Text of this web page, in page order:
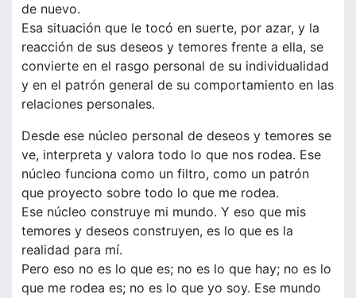
de nuevo.
Esa situación que le tocó en suerte, por azar, y la
reacción de sus deseos y temores frente a ella, se
convierte en el rasgo personal de su individualidad
y en el patrón general de su comportamiento en las
relaciones personales.
Desde ese núcleo personal de deseos y temores se
ve, interpreta y valora todo lo que nos rodea. Ese
núcleo funciona como un filtro, como un patrón
que proyecto sobre todo lo que me rodea.
Ese núcleo construye mi mundo. Y eso que mis
temores y deseos construyen, es lo que es la
realidad para mí.
Pero eso no es lo que es; no es lo que hay; no es lo
que me rodea es; no es lo que yo soy. Ese mundo